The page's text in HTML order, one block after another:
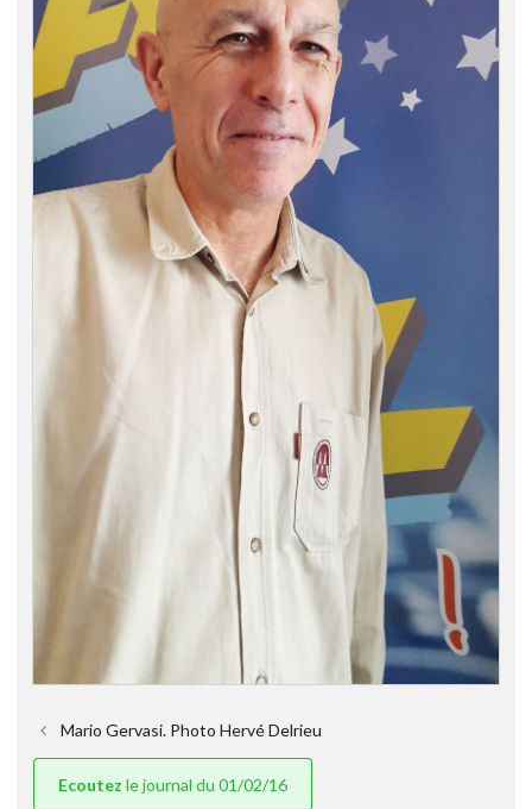
Mario Gervasi. Photo Hervé Delrieu
Ecoutez le journal du 01/02/16